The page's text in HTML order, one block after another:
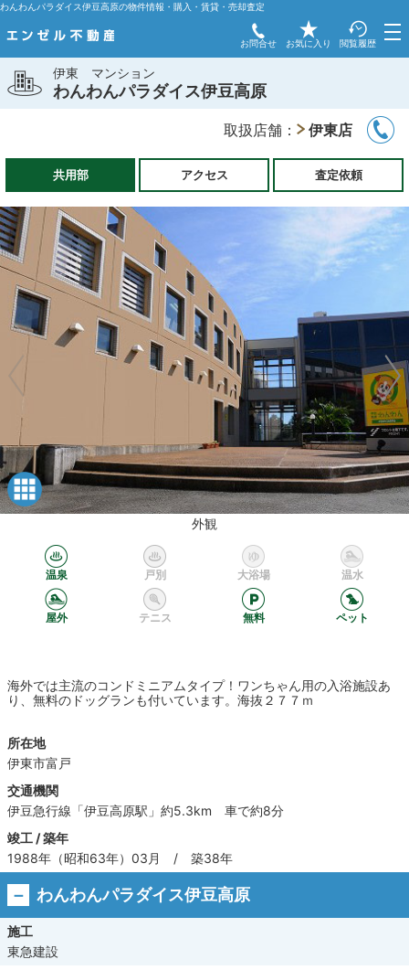
わんわんパラダイス伊豆高原の物件情報・購入・賃貸・売却査定
お問合せ お気に入り 閲覧履歴
伊東 マンション
わんわんパラダイス伊豆高原
取扱店舗： 伊東店
共用部 アクセス 査定依頼
外観
温泉 戸別 大浴場 温水
屋外 テニス 無料 ペット
海外では主流のコンドミニアムタイプ！ワンちゃん用の入浴施設あ
り、無料のドッグランも付いています。海抜２７７ｍ
所在地
伊東市富戸
交通機関
伊豆急行線「伊豆高原駅」約5.3km 車で約8分
竣工 / 築年
1988年（昭和63年）03月 / 築38年
わんわんパラダイス伊豆高原
施工
東急建設